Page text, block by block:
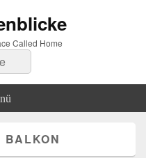
Called Home
BALKON